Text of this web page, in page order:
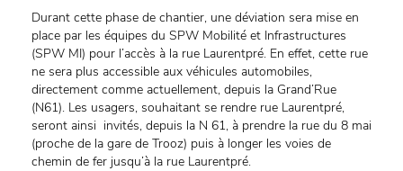
Durant cette phase de chantier, une déviation sera mise en
place par les équipes du SPW Mobilité et Infrastructures
(SPW MI) pour l’accès à la rue Laurentpré. En effet, cette rue
ne sera plus accessible aux véhicules automobiles,
directement comme actuellement, depuis la Grand’Rue
(N61). Les usagers, souhaitant se rendre rue Laurentpré,
seront ainsi invités, depuis la N 61, à prendre la rue du 8 mai
(proche de la gare de Trooz) puis à longer les voies de
chemin de fer jusqu’à la rue Laurentpré.